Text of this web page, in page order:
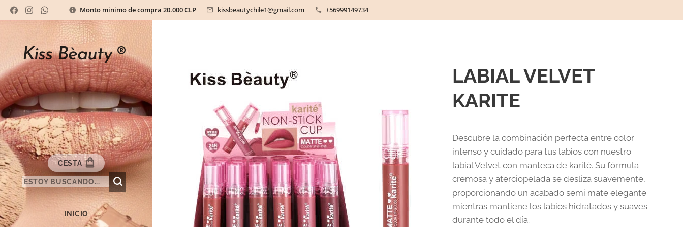
Monto minimo de compra 20.000 CLP kissbeautychile1@gmail.com +56999149734
Kiss Bèauty®
CESTA
INICIO
LABIAL VELVET
KARITE
Descubre la combinación perfecta entre color
intenso y cuidado para tus labios con nuestro
labial Velvet con manteca de karité. Su fórmula
cremosa y aterciopelada se desliza suavemente,
proporcionando un acabado semi mate elegante
mientras mantiene los labios hidratados y suaves
durante todo el día.